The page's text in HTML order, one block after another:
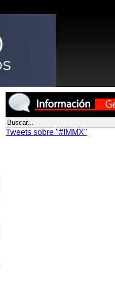
Tweets sobre "#IMMX"